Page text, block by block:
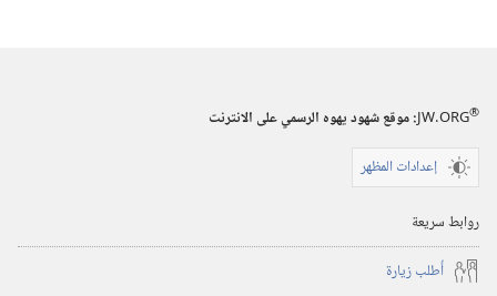
JW.ORG®
:‏ موقع شهود يهوه الرسمي على الانترنت
إعدادات المظهر
روابط سريعة
أُطلب زيارة